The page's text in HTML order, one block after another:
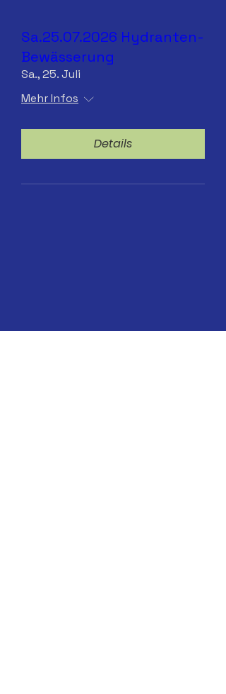
Sa.25.07.2026 Hydranten-
Bewässerung
Sa., 25. Juli
Mehr Infos
Details
13.07.2026 Hydranten-